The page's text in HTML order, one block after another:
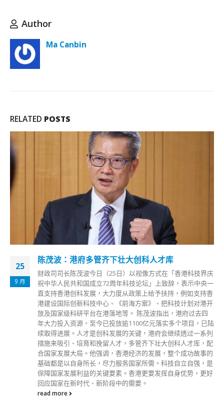
Author
Ma Canbin
RELATED POSTS
25
9 月
陈茂波：港府多管齐下壮大创科人才库
财政司司长陈茂波今日（25日）以视像方式在「香港科技界庆
祝中华人民共和国成立72周年科技论坛」上致辞，表示中央一
直支持香港创科发展，大力度从政策上给予扶持，例如支持香
港建设国际创新科技中心、《前海方案》、把科技计划对港开
放及国家级科研平台在港落地等。 陈茂波指出，港府过去四
年大力投入资源，至今已投放逾1100亿元落实多个项目，已陆
续取得进展。人才是创科发展的关键，港府会继续透过一系列
措施来吸引、培育和挽留人才，多管齐下壮大创科人才库，配
合国家发展大局。他强调，香港经济的发展，整个成功故事的
基础都是以自身所长，尽力服务国家所需。科技自立自强，是
保障国家发展利益的关键要素。香港更要发挥自身优势，更好
回应国家在新时代、新阶段中的需要。
read more